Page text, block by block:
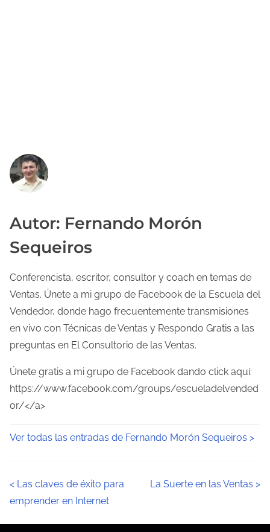
Autor: Fernando Morón
Sequeiros
Conferencista, escritor, consultor y coach en temas de
Ventas. Únete a mi grupo de Facebook de la Escuela del
Vendedor, donde hago frecuentemente transmisiones
en vivo con Técnicas de Ventas y Respondo Gratis a las
preguntas en El Consultorio de las Ventas.
Únete gratis a mi grupo de Facebook dando click aquí:
https://www.facebook.com/groups/escueladelvended
or/</a>
Ver todas las entradas de Fernando Morón Sequeiros >
N
< Las claves de éxito para
emprender en Internet
La Suerte en las Ventas >